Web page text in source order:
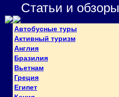
Статьи и обзоры
Автобусные туры
Активный туризм
Англия
Бразилия
Вьетнам
Греция
Египет